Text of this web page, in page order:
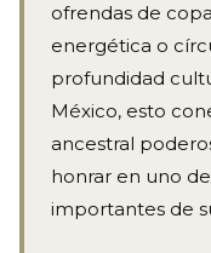
ofrendas de
energética o
profundidad
México, esto
ancestral
honrar en uno
importantes de